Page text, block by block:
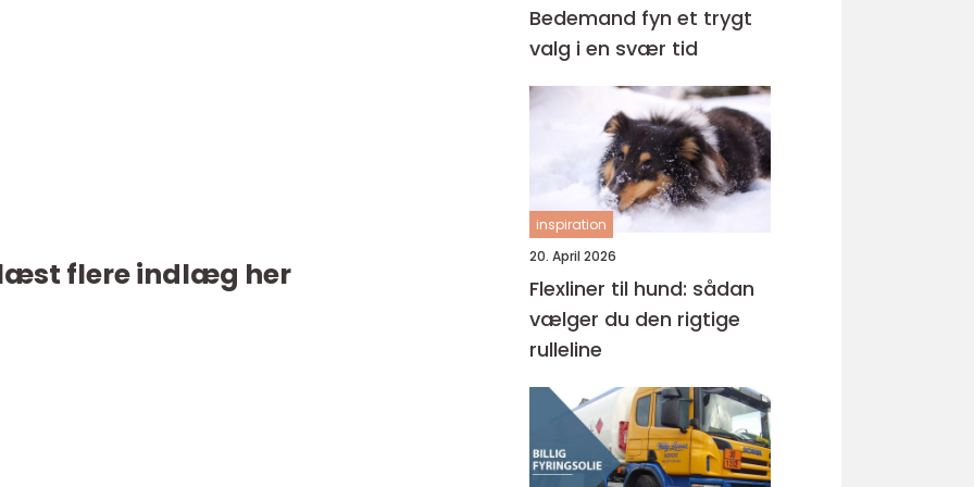
flere indlæg her
Bedemand fyn et trygt
valg i en svær tid
inspiration
20. April 2026
Flexliner til hund: sådan
vælger du den rigtige
rulleline